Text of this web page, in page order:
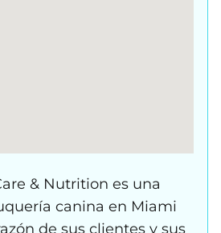
& Nutrition es una
canina en Miami
de sus clientes y sus